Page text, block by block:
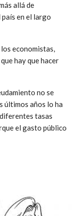
allá de
en el largo
economistas,
hay que hacer
no se
últimos años lo ha
tasas
el gasto público